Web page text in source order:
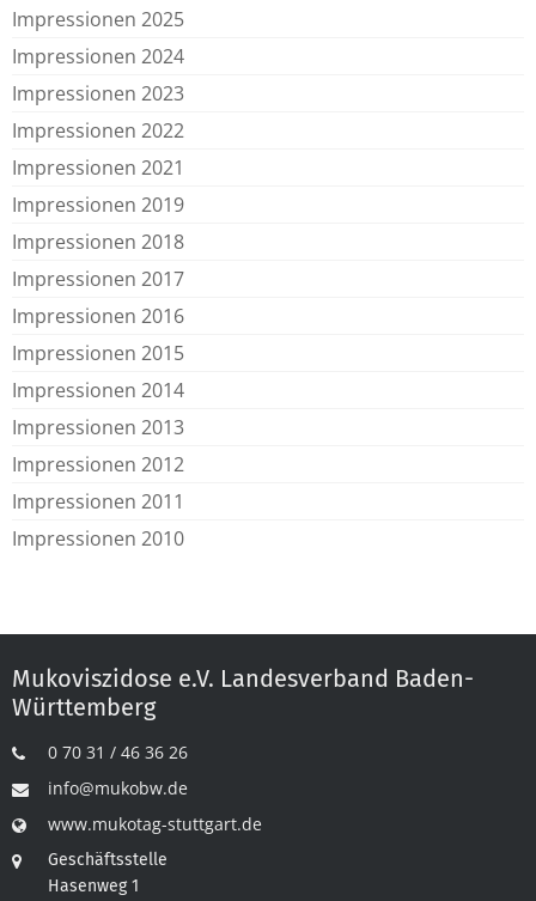
Impressionen 2025
Impressionen 2024
Impressionen 2023
Impressionen 2022
Impressionen 2021
Impressionen 2019
Impressionen 2018
Impressionen 2017
Impressionen 2016
Impressionen 2015
Impressionen 2014
Impressionen 2013
Impressionen 2012
Impressionen 2011
Impressionen 2010
Mukoviszidose e.V. Landesverband Baden-
Württemberg
0 70 31 / 46 36 26
info@mukobw.de
www.mukotag-stuttgart.de
Geschäftsstelle
Hasenweg 1